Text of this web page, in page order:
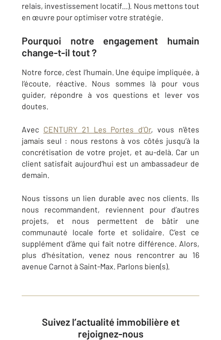
relais, investissement locatif...). Nous mettons tout
en œuvre pour optimiser votre stratégie.
Pourquoi notre engagement humain
change-t-il tout ?
Notre force, c’est l’humain. Une équipe impliquée, à
l’écoute, réactive. Nous sommes là pour vous
guider, répondre à vos questions et lever vos
doutes.
Avec CENTURY 21 Les Portes d’Or, vous n’êtes
jamais seul : nous restons à vos côtés jusqu’à la
concrétisation de votre projet, et au-delà. Car un
client satisfait aujourd’hui est un ambassadeur de
demain.
Nous tissons un lien durable avec nos clients. Ils
nous recommandent, reviennent pour d’autres
projets, et nous permettent de bâtir une
communauté locale forte et solidaire. C’est ce
supplément d’âme qui fait notre différence. Alors,
plus d’hésitation, venez nous rencontrer au 16
avenue Carnot à Saint-Max. Parlons bien(s).
Suivez l’actualité immobilière et
rejoignez-nous